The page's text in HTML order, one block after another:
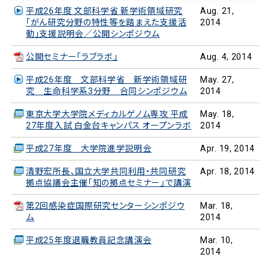
平成26年度 文部科学省 新学術領域研究
「がん研究分野の特性等を踏まえた支援活
動」支援説明会／公開シンポジウム
Aug. 21,
2014
公開セミナー「ラブラボ」 Aug. 4, 2014
平成26年度 文部科学省 新学術領域研
究 生命科学系3分野 合同シンポジウム
May. 27,
2014
東京大学大学院メディカルゲノム専攻 平成
27年度入試 白金台キャンパス オープンラボ
May. 18,
2014
平成27年度 大学院進学説明会 Apr. 19, 2014
清野宏所長、国立大学共同利用・共同研究
拠点協議会主催「知の拠点セミナー」で講演
Apr. 18, 2014
第2回感染症国際研究センターシンポジウ
ム
Mar. 18,
2014
平成25年度退職教員記念講演会
Mar. 10,
2014